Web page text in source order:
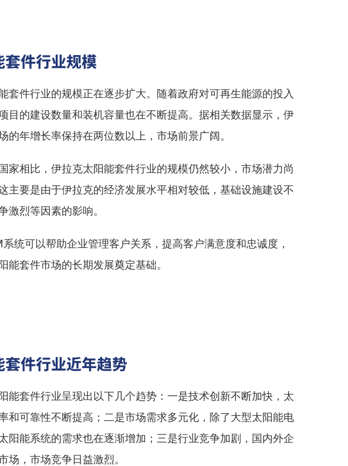
件行业规模
套件行业的规模正在逐步扩大。随着政府对可再生能源的投入
目的建设数量和装机容量也在不断提高。据相关数据显示，伊
的年增长率保持在两位数以上，市场前景广阔。
家相比，伊拉克太阳能套件行业的规模仍然较小，市场潜力尚
主要是由于伊拉克的经济发展水平相对较低，基础设施建设不
激烈等因素的影响。
统可以帮助企业管理客户关系，提高客户满意度和忠诚度，
能套件市场的长期发展奠定基础。
件行业近年趋势
能套件行业呈现出以下几个趋势：一是技术创新不断加快，太
和可靠性不断提高；二是市场需求多元化，除了大型太阳能电
阳能系统的需求也在逐渐增加；三是行业竞争加剧，国内外企
场，市场竞争日益激烈。